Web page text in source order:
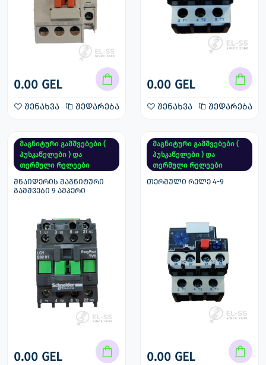
0.00 GEL
შენახვა შედარება
0.00 GEL
შენახვა შედარება
მაგნიტური გამშვებები (
პუსკაწელები ) და
თერმული რელეები
შნაიდერის მაგნიტური
გამშვები 9 ამპერი
0.00 GEL
მაგნიტური გამშვებები (
პუსკაწელები ) და
თერმული რელეები
თერმული რელე 4-9
0.00 GEL